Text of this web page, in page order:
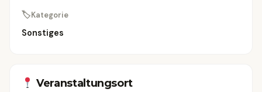
🏷Kategorie
Sonstiges
Veranstaltungsort